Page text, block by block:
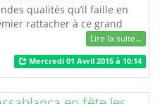
qualités qu’il faille en
rattacher à ce grand
qui n’est plus à présenter
DANKLOU. Arrangeur au
reconnu magique, Karlos
pilote son label « ALL
PRODUCTION » qui a
Lire la suite...
Mercredi 01 Avril 2015 à 10:14